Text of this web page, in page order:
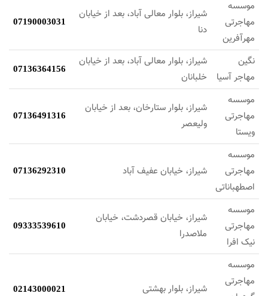
موسسه
مهاجرتی
مهرآفرین
شیراز، بلوار معالی آباد، بعد از خیابان
دنا
07190003031
نگین
مهاجر آسیا
شیراز، بلوار معالی آباد، بعد از خیابان
خلبانان
07136364156
موسسه
مهاجرتی
ویستا
شیراز، بلوار ستارخان، بعد از خیابان
ولیعصر
07136491316
موسسه
مهاجرتی
اصطهباناتی
شیراز، خیابان عفیف آباد 07136292310
موسسه
مهاجرتی
نیک افرا
شیراز، خیابان قصردشت، خیابان
ملاصدرا
09333539610
موسسه
مهاجرتی
شیراز، بلوار بهشتی 02143000021